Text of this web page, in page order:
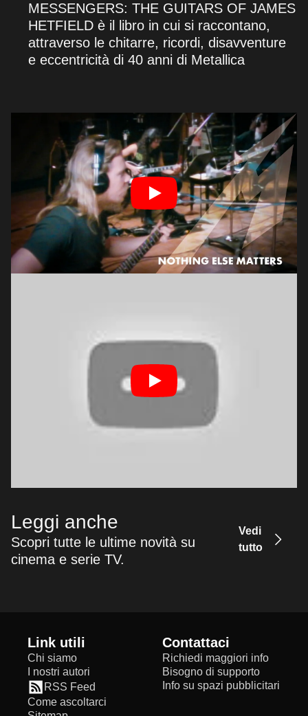
MESSENGERS: THE GUITARS OF JAMES
HETFIELD è il libro in cui si raccontano,
attraverso le chitarre, ricordi, disavventure
e eccentricità di 40 anni di Metallica
Leggi anche
Scopri tutte le ultime novità su
cinema e serie TV.
Vedi
tutto
Link utili
Chi siamo
I nostri autori
RSS Feed
Come ascoltarci
Contattaci
Richiedi maggiori info
Bisogno di supporto
Info su spazi pubblicitari